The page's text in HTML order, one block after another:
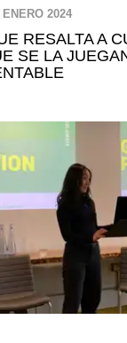
ENERO 2024
RESALTA A
SE LA